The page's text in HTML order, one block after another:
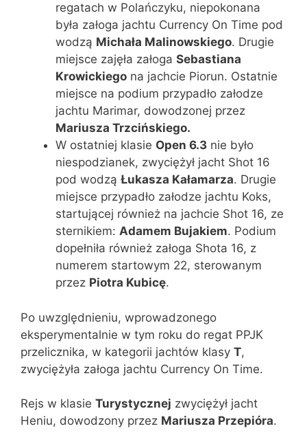
regatach w Polańczyku, niepokonana
była załoga jachtu Currency On Time pod
wodzą Michała Malinowskiego. Drugie
miejsce zajęła załoga Sebastiana
Krowickiego na jachcie Piorun. Ostatnie
miejsce na podium przypadło załodze
jachtu Marimar, dowodzonej przez
Mariusza Trzcińskiego.
W ostatniej klasie Open 6.3 nie było
niespodzianek, zwyciężył jacht Shot 16
pod wodzą Łukasza Kałamarza. Drugie
miejsce przypadło załodze jachtu Koks,
startującej również na jachcie Shot 16, ze
sternikiem: Adamem Bujakiem. Podium
dopełniła również załoga Shota 16, z
numerem startowym 22, sterowanym
przez Piotra Kubicę.
Po uwzględnieniu, wprowadzonego
eksperymentalnie w tym roku do regat PPJK
przelicznika, w kategorii jachtów klasy T,
zwyciężyła załoga jachtu Currency On Time.
Rejs w klasie Turystycznej zwyciężył jacht
Heniu, dowodzony przez Mariusza Przepióra.